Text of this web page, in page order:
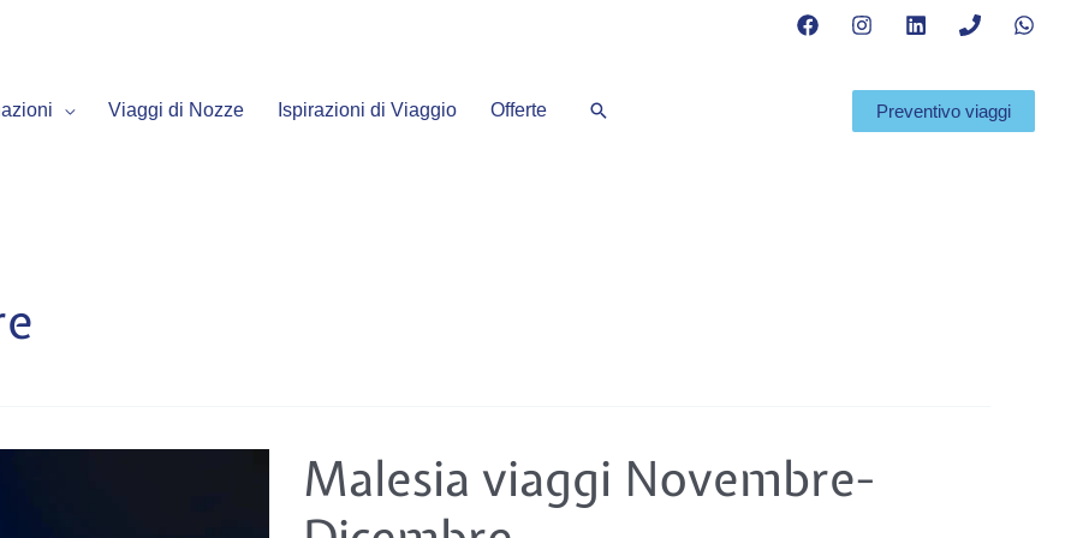
Viaggi di Nozze Ispirazioni di Viaggio Offerte Cerca Preventivo viaggi
Malesia viaggi Novembre-
Malesia
viaggi
Novembre-